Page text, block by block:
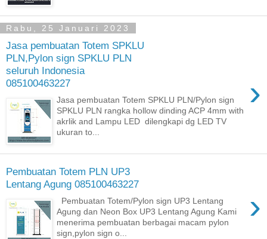
Rabu, 25 Januari 2023
Jasa pembuatan Totem SPKLU
PLN,Pylon sign SPKLU PLN
seluruh Indonesia
085100463227
›
Jasa pembuatan Totem SPKLU PLN/Pylon sign
SPKLU PLN rangka hollow dinding ACP 4mm with
akrlik and Lampu LED dilengkapi dg LED TV
ukuran to...
Pembuatan Totem PLN UP3
Lentang Agung 085100463227
›
Pembuatan Totem/Pylon sign UP3 Lentang
Agung dan Neon Box UP3 Lentang Agung Kami
menerima pembuatan berbagai macam pylon
sign,pylon sign o...